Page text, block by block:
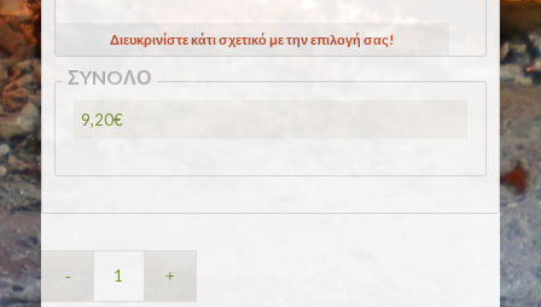
Διευκρινίστε κάτι σχετικό με την επιλογή σας!
ΣYNOΛΟ